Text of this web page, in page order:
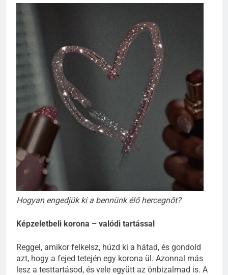
Hogyan engedjük ki a bennünk élő hercegnőt?
Képzeletbeli korona – valódi tartással
Reggel, amikor felkelsz, húzd ki a hátad, és gondold
azt, hogy a fejed tetején egy korona ül. Azonnal más
lesz a testtartásod, és vele együtt az önbizalmad is. A